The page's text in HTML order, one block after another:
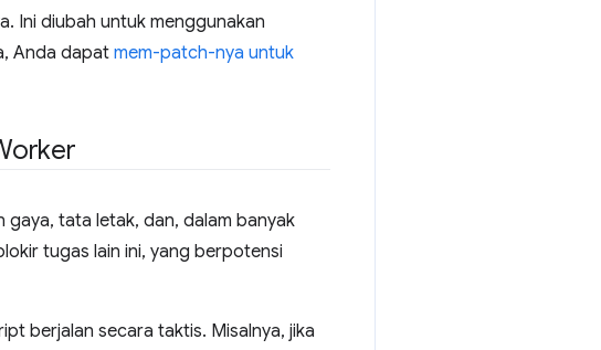
Ini diubah untuk menggunakan
Anda dapatmem-patch-nya untuk
tata letak, dan, dalam banyak
tugas lain ini, yang berpotensi
berjalan secara taktis. Misalnya, jika